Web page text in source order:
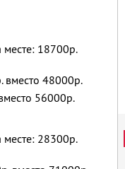
месте: 18700р.
вместо 48000р.
56000р.
месте: 28300р.